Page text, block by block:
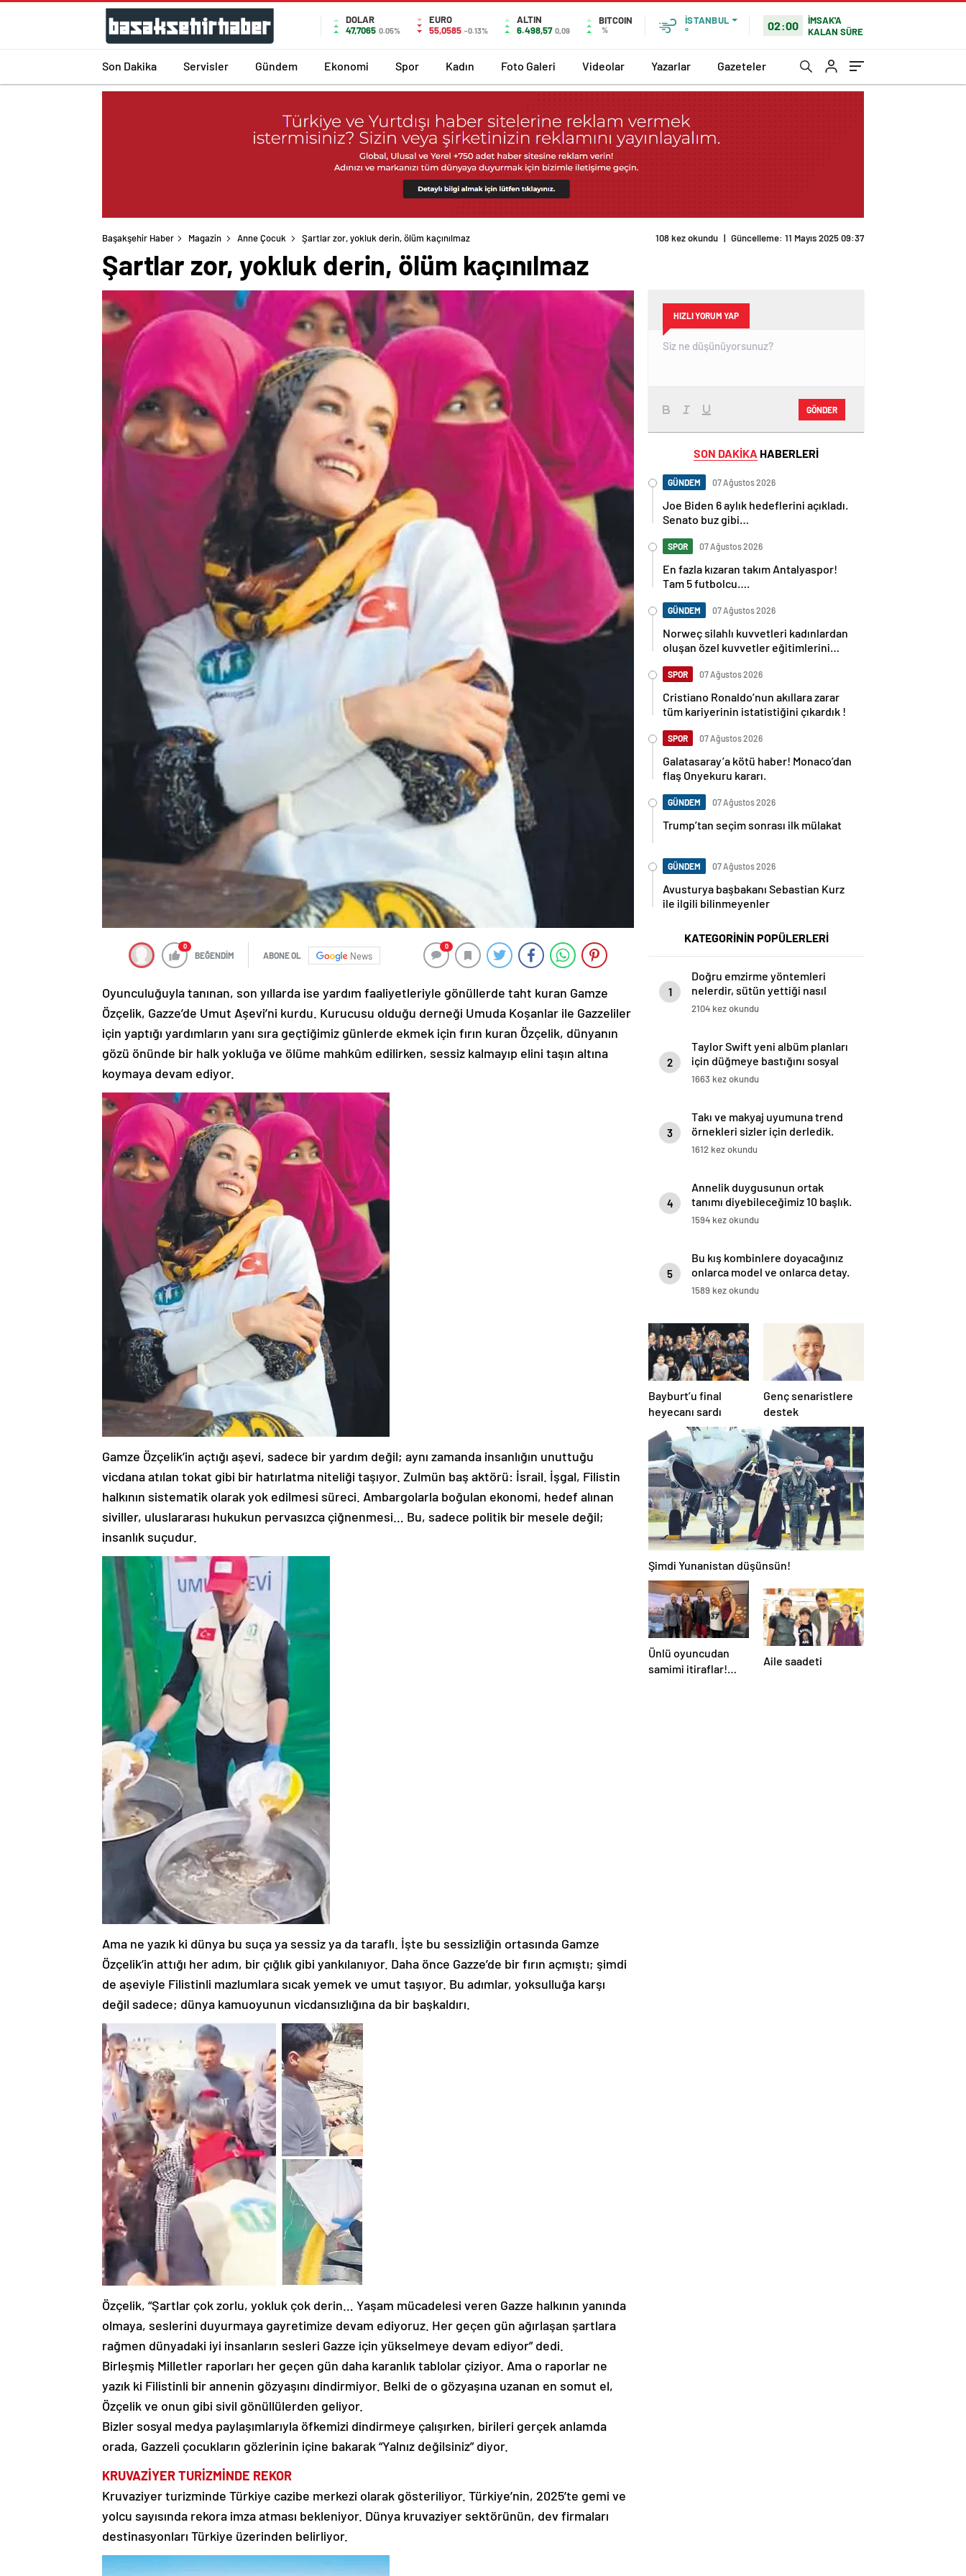
DOLAR
47,7065 0.05%
EURO
55,0585 -0.13%
ALTIN
6.498,57 0,09
BITCOIN
%
İSTANBUL
°
02:00
İMSAK'A
KALAN SÜRE
Son Dakika Servisler Gündem Ekonomi Spor Kadın Foto Galeri Videolar Yazarlar Gazeteler
Başakşehir Haber Magazin Anne Çocuk Şartlar zor, yokluk derin, ölüm kaçınılmaz 108 kez okundu | Güncelleme: 11 Mayıs 2025 09:37
Şartlar zor, yokluk derin, ölüm kaçınılmaz
0
BEĞENDİM ABONE OL News
0
Oyunculuğuyla tanınan, son yıllarda ise yardım faaliyetleriyle gönüllerde taht kuran Gamze
Özçelik, Gazze’de Umut Aşevi’ni kurdu. Kurucusu olduğu derneği Umuda Koşanlar ile Gazzeliler
için yaptığı yardımların yanı sıra geçtiğimiz günlerde ekmek için fırın kuran Özçelik, dünyanın
gözü önünde bir halk yokluğa ve ölüme mahkûm edilirken, sessiz kalmayıp elini taşın altına
koymaya devam ediyor.
Gamze Özçelik’in açtığı aşevi, sadece bir yardım değil; aynı zamanda insanlığın unuttuğu
vicdana atılan tokat gibi bir hatırlatma niteliği taşıyor. Zulmün baş aktörü: İsrail. İşgal, Filistin
halkının sistematik olarak yok edilmesi süreci. Ambargolarla boğulan ekonomi, hedef alınan
siviller, uluslararası hukukun pervasızca çiğnenmesi… Bu, sadece politik bir mesele değil;
insanlık suçudur.
Ama ne yazık ki dünya bu suça ya sessiz ya da taraflı. İşte bu sessizliğin ortasında Gamze
Özçelik’in attığı her adım, bir çığlık gibi yankılanıyor. Daha önce Gazze’de bir fırın açmıştı; şimdi
de aşeviyle Filistinli mazlumlara sıcak yemek ve umut taşıyor. Bu adımlar, yoksulluğa karşı
değil sadece; dünya kamuoyunun vicdansızlığına da bir başkaldırı.
Özçelik, “Şartlar çok zorlu, yokluk çok derin… Yaşam mücadelesi veren Gazze halkının yanında
olmaya, seslerini duyurmaya gayretimize devam ediyoruz. Her geçen gün ağırlaşan şartlara
rağmen dünyadaki iyi insanların sesleri Gazze için yükselmeye devam ediyor” dedi.
Birleşmiş Milletler raporları her geçen gün daha karanlık tablolar çiziyor. Ama o raporlar ne
yazık ki Filistinli bir annenin gözyaşını dindirmiyor. Belki de o gözyaşına uzanan en somut el,
Özçelik ve onun gibi sivil gönüllülerden geliyor.
Bizler sosyal medya paylaşımlarıyla öfkemizi dindirmeye çalışırken, birileri gerçek anlamda
orada, Gazzeli çocukların gözlerinin içine bakarak “Yalnız değilsiniz” diyor.
KRUVAZİYER TURİZMİNDE REKOR
Kruvaziyer turizminde Türkiye cazibe merkezi olarak gösteriliyor. Türkiye’nin, 2025’te gemi ve
yolcu sayısında rekora imza atması bekleniyor. Dünya kruvaziyer sektörünün, dev firmaları
destinasyonları Türkiye üzerinden belirliyor.
HIZLI YORUM YAP
GÖNDER
SON DAKİKA HABERLERİ
GÜNDEM 07 Ağustos 2026
Joe Biden 6 aylık hedeflerini açıkladı.
Senato buz gibi…
SPOR 07 Ağustos 2026
En fazla kızaran takım Antalyaspor!
Tam 5 futbolcu….
GÜNDEM 07 Ağustos 2026
Norweç silahlı kuvvetleri kadınlardan
oluşan özel kuvvetler eğitimlerini
SPOR 07 Ağustos 2026
Cristiano Ronaldo’nun akıllara zarar
tüm kariyerinin istatistiğini çıkardık !
SPOR 07 Ağustos 2026
Galatasaray’a kötü haber! Monaco’dan
flaş Onyekuru kararı.
GÜNDEM 07 Ağustos 2026
Trump’tan seçim sonrası ilk mülakat
GÜNDEM 07 Ağustos 2026
Avusturya başbakanı Sebastian Kurz
ile ilgili bilinmeyenler
KATEGORİNİN POPÜLERLERİ
1
Doğru emzirme yöntemleri
nelerdir, sütün yettiği nasıl
anlaşılır?
2104 kez okundu
2
Taylor Swift yeni albüm planları
için düğmeye bastığını sosyal
medyadan duyurdu!
1663 kez okundu
3
Takı ve makyaj uyumuna trend
örnekleri sizler için derledik.
1612 kez okundu
4
Annelik duygusunun ortak
tanımı diyebileceğimiz 10 başlık.
1594 kez okundu
5
Bu kış kombinlere doyacağınız
onlarca model ve onlarca detay.
1589 kez okundu
Bayburt’u final
heyecanı sardı
Genç senaristlere
destek
Şimdi Yunanistan düşünsün!
Ünlü oyuncudan
samimi itiraflar!
Aile saadeti